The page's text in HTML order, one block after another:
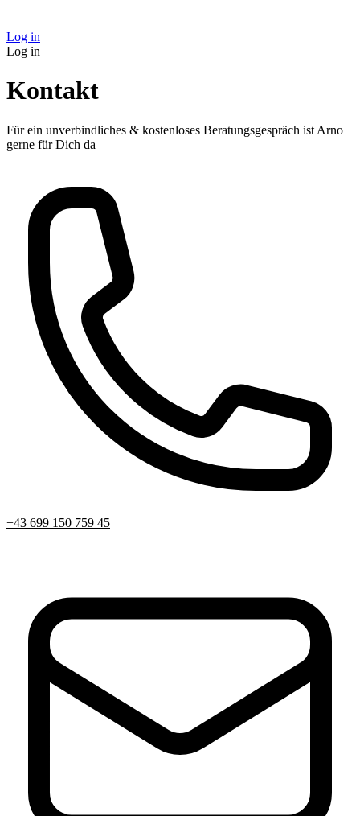
Log in
Log in
Kontakt
Für ein unverbindliches & kostenloses Beratungsgespräch ist Arno
gerne für Dich da
+43 699 150 759 45